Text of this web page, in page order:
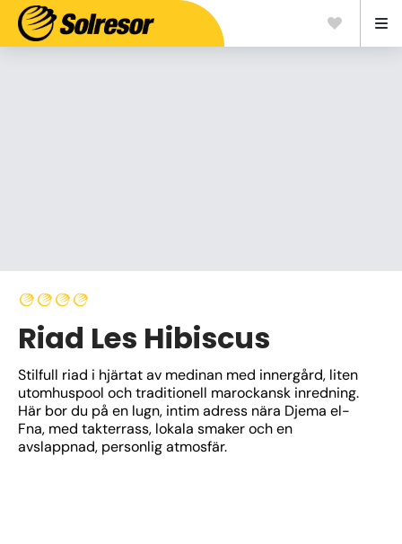
Riad Les Hibiscus
Stilfull riad i hjärtat av medinan med innergård, liten
utomhuspool och traditionell marockansk inredning.
Här bor du på en lugn, intim adress nära Djema el-
Fna, med takterrass, lokala smaker och en
avslappnad, personlig atmosfär.